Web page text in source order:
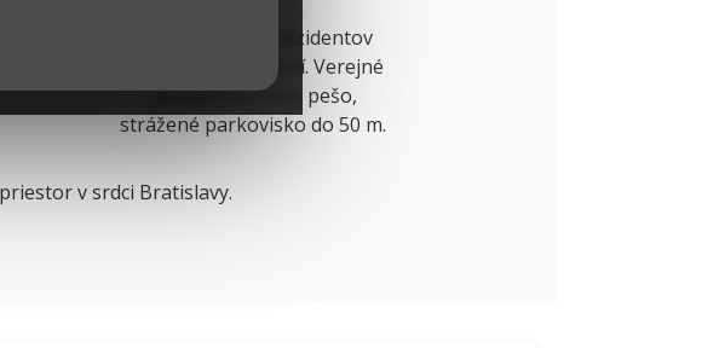
Parkovanie pre rezidentov
zabezpečené v okolí. Verejné
garáže iba 2 min. pešo,
strážené parkovisko do 50 m.
v srdci Bratislavy.